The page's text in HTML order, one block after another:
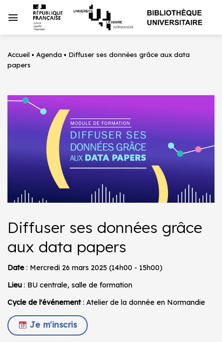
au
Accueil ▪ Agenda ▪ Diffuser ses données grâce aux data
papers
Diffuser ses données grâce
aux data papers
Date : Mercredi 26 mars 2025 (14h00 - 15h00)
Lieu : BU centrale, salle de formation
Cycle de l'événement: Atelier de la donnée en Normandie
Je m'inscris